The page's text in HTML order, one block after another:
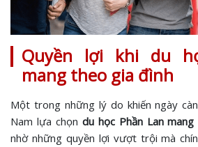
Quyền lợi khi du
mang theo gia đình
Một trong những lý do khiến ngày
Nam lựa chọn du học Phần Lan
nhờ những quyền lợi vượt trội mà